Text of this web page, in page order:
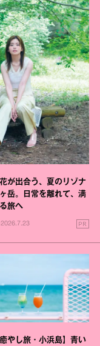
が出合う、夏のリゾナ
岳。日常を離れて、満
旅へ
2026.7.23 PR
癒やし旅・小浜島】青い